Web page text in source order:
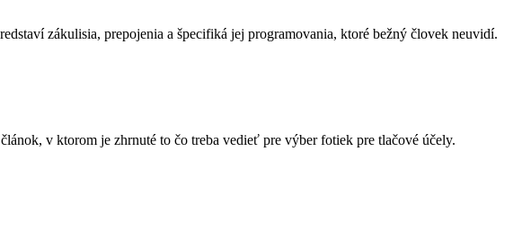
zákulisia, prepojenia a špecifiká jej programovania, ktoré bežný človek neuvidí.
v ktorom je zhrnuté to čo treba vedieť pre výber fotiek pre tlačové účely.